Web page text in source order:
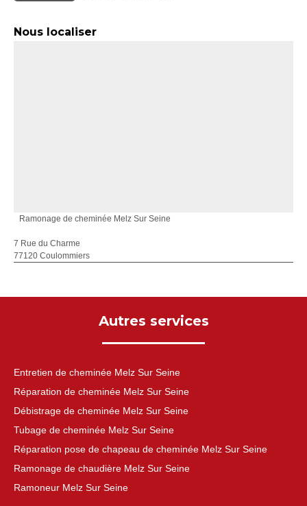
Nous localiser
Ramonage de cheminée Melz Sur Seine
7 Rue du Charme
77120 Coulommiers
Autres services
Entretien de cheminée Melz Sur Seine
Réparation de cheminée Melz Sur Seine
Débistrage de cheminée Melz Sur Seine
Tubage de cheminée Melz Sur Seine
Réparation pose de chapeau de cheminée Melz Sur Seine
Ramonage de chaudière Melz Sur Seine
Ramoneur Melz Sur Seine